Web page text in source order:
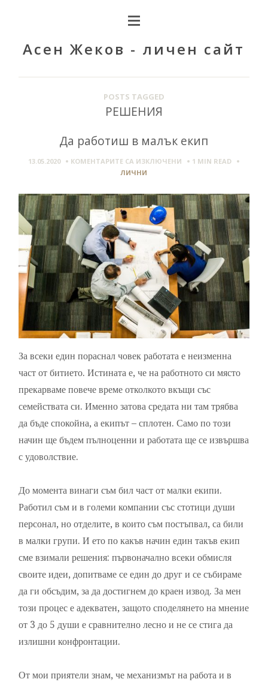
Асен Жеков - личен сайт
POSTS TAGGED
РЕШЕНИЯ
Да работиш в малък екип
13.05.2020 КОМЕНТАРИТЕ СА ИЗКЛЮЧЕНИЗА
В
МАЛЪК
ЕКИП
1 MIN READ
ЛИЧНИ
За всеки един пораснал човек работата е неизменна
част от битието. Истината е, че на работното си място
прекарваме повече време отколкото вкъщи със
семействата си. Именно затова средата ни там трябва
да бъде спокойна, а екипът – сплотен. Само по този
начин ще бъдем пълноценни и работата ще се извършва
с удоволствие.
До момента винаги съм бил част от малки екипи.
Работил съм и в големи компании със стотици души
персонал, но отделите, в които съм постъпвал, са били
в малки групи. И ето по какъв начин един такъв екип
сме взимали решения: първоначално всеки обмисля
своите идеи, допитваме се един до друг и се събираме
да ги обсъдим, за да достигнем до краен извод. За мен
този процес е адекватен, защото споделянето на мнение
от 3 до 5 души е сравнително лесно и не се стига да
излишни конфронтации.
От мои приятели знам, че механизмът на работа и в